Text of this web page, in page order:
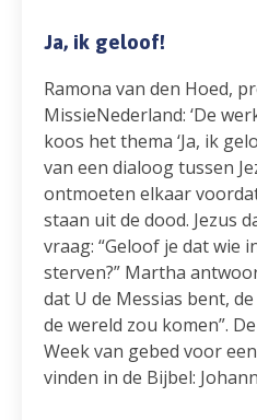
Ja, ik geloof!
Ramona van den Hoed,
MissieNederland: ‘De
koos het thema ‘Ja, ik
van een dialoog tussen
ontmoeten elkaar
staan uit de dood. Jezus
vraag: “Geloof je dat wie
sterven?” Martha
dat U de Messias bent,
de wereld zou komen”.
Week van gebed voor
vinden in de Bijbel: